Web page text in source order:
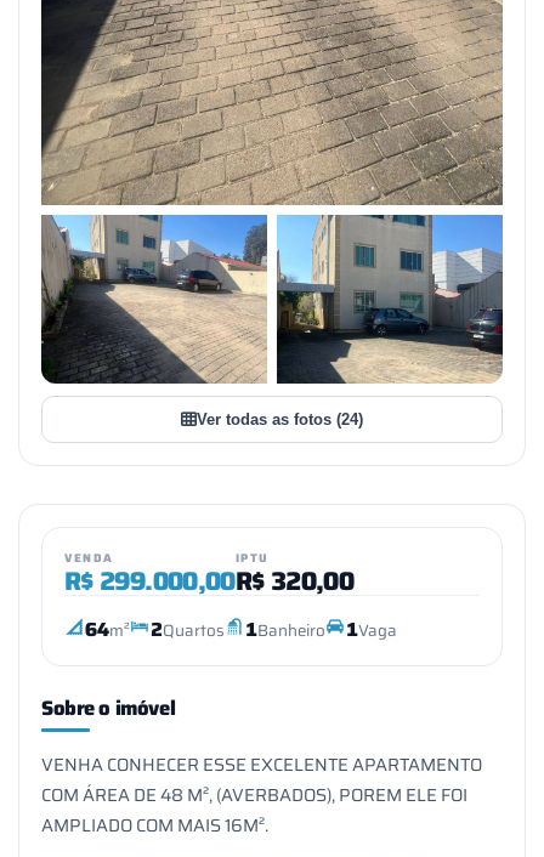
+21
VER TODAS AS FOTOS
Ver todas as fotos (24)
VENDA
R$299.000,00
IPTU
R$320,00
64m² 2Quartos 1Banheiro 1Vaga
Sobre o imóvel
VENHA CONHECER ESSE EXCELENTE APARTAMENTO
COM ÁREA DE 48 M², (AVERBADOS), POREM ELE FOI
AMPLIADO COM MAIS 16M².